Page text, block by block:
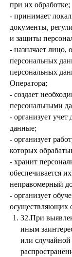
при их обработке;
- принимает
документы,
и защиты
- назначает лицо,
персональных
персональных
Оператора;
- создает
персональными
- организует
данные;
- организует
которых
- хранит
обеспечивается
неправомерный
- организует
осуществляющих
32.При
иным
или случайной